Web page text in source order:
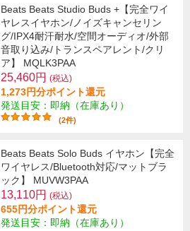
Beats Beats Studio Buds +【完全ワイ
ヤレスイヤホン/ノイズキャンセリン
グ/IPX4耐汗耐水/空間オーディオ/外部
音取り込み/トランスペアレント/クリ
ア】 MQLK3PAA
25,460円 (税込)
1,273円分ポイント還元
発送目安：即納（在庫あり）
(2件)
Beats Beats Solo Buds イヤホン【完全
ワイヤレス/Bluetooth対応/マットブラ
ック】 MUVW3PAA
13,110円 (税込)
655円分ポイント還元
発送目安：即納（在庫あり）